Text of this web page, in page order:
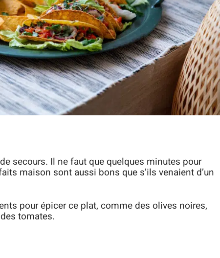
secours. Il ne faut que quelques minutes pour
maison sont aussi bons que s’ils venaient d’un
pour épicer ce plat, comme des olives noires,
tomates.